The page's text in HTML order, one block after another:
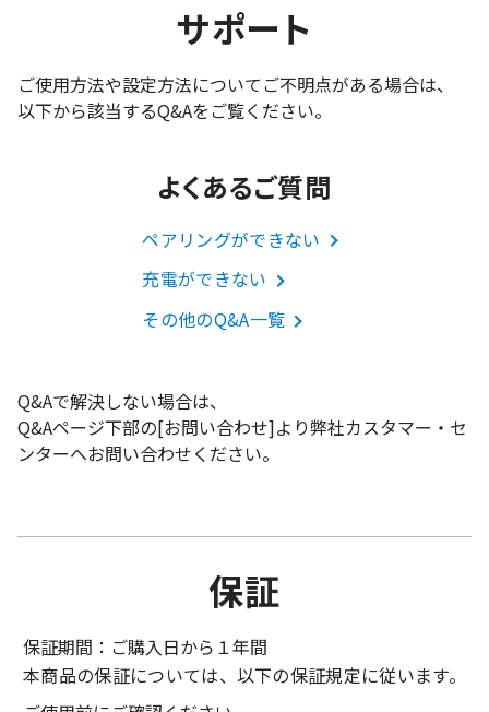
サポート
ご使用方法や設定方法についてご不明点がある場合は、
以下から該当するQ&Aをご覧ください。
よくあるご質問
ペアリングができない
充電ができない
その他のQ&A一覧
Q&Aで解決しない場合は、
Q&Aページ下部の[お問い合わせ]より弊社カスタマー・セ
ンターへお問い合わせください。
保証
保証期間：ご購入日から１年間
本商品の保証については、以下の保証規定に従います。